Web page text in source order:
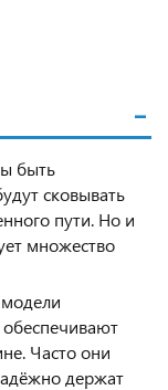
быть
сковывать
пути. Но и
множество
Часто они
держат